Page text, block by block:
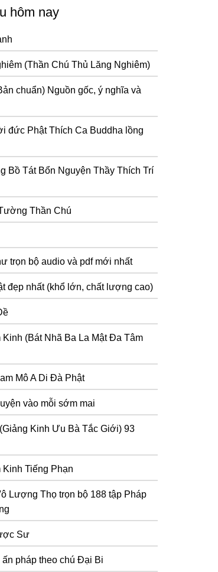
hôm nay
(Thần Chú Thủ Lăng Nghiêm)
chuẩn) Nguồn gốc, ý nghĩa và
đức Phật Thích Ca Buddha lồng
Bồ Tát Bổn Nguyện Thầy Thích Trí
Thần Chú
trọn bộ audio và pdf mới nhất
đẹp nhất (khổ lớn, chất lượng cao)
Kinh (Bát Nhã Ba La Mật Đa Tâm
Mô A Di Đà Phật
vào mỗi sớm mai
Kinh Ưu Bà Tắc Giới) 93
Kinh Tiếng Phạn
Lượng Thọ trọn bộ 188 tập Pháp
Sư
pháp theo chú Đại Bi